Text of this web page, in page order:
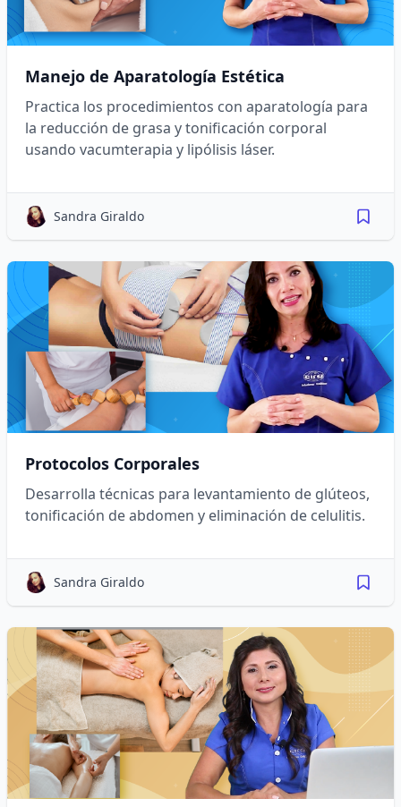
Manejo de Aparatología Estética
Practica los procedimientos con aparatología para
la reducción de grasa y tonificación corporal
usando vacumterapia y lipólisis láser.
Sandra Giraldo
Protocolos Corporales
Desarrolla técnicas para levantamiento de glúteos,
tonificación de abdomen y eliminación de celulitis.
Sandra Giraldo